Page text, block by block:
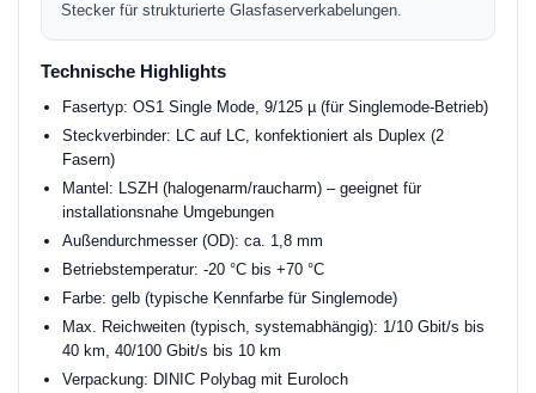
Stecker für strukturierte Glasfaserverkabelungen.
Technische Highlights
Fasertyp: OS1 Single Mode, 9/125 µ (für Singlemode-Betrieb)
Steckverbinder: LC auf LC, konfektioniert als Duplex (2
Fasern)
Mantel: LSZH (halogenarm/raucharm) – geeignet für
installationsnahe Umgebungen
Außendurchmesser (OD): ca. 1,8 mm
Betriebstemperatur: -20 °C bis +70 °C
Farbe: gelb (typische Kennfarbe für Singlemode)
Max. Reichweiten (typisch, systemabhängig): 1/10 Gbit/s bis
40 km, 40/100 Gbit/s bis 10 km
Verpackung: DINIC Polybag mit Euroloch